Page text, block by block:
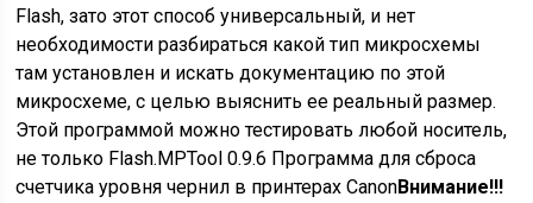
Flash, зато этот способ универсальный, и нет
необходимости разбираться какой тип микросхемы
там установлен и искать документацию по этой
микросхеме, с целью выяснить ее реальный размер.
Этой программой можно тестировать любой носитель,
не только Flash.MPTool 0.9.6 Программа для сброса
счетчика уровня чернил в принтерах CanonВнимание!!!